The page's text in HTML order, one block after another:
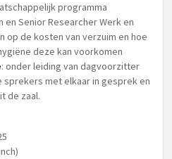
programma
Senior Researcher Werk en
op de kosten van verzuim en hoe
deze kan voorkomen
: onder leiding van dagvoorzitter
sprekers met elkaar in gesprek en
de zaal.